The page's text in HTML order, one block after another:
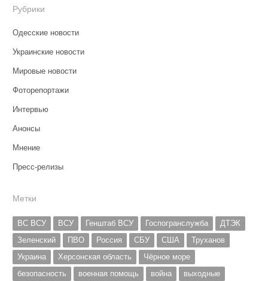
Рубрики
Одесские новости
Украинские новости
Мировые новости
Фоторепортажи
Интервью
Анонсы
Мнение
Пресс-релизы
Метки
ВС ВСУ ВСУ Генштаб ВСУ Госпогранслужба
ДТЭК
Зеленский
ПВО Россия СБУ США
Труханов
Украина
Херсонская область
Чёрное море
безопасность
военная помощь война
выходные